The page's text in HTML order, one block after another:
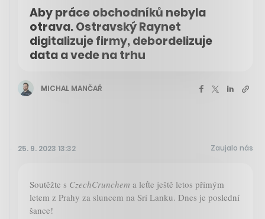
Aby práce obchodníků nebyla
otrava. Ostravský Raynet
digitalizuje firmy, debordelizuje
data a vede na trhu
MICHAL MANČAŘ
25. 9. 2023 13:32 Zaujalo nás
Soutěžte s CzechCrunchem a leťte ještě letos přímým
letem z Prahy za sluncem na Srí Lanku. Dnes je poslední
šance!